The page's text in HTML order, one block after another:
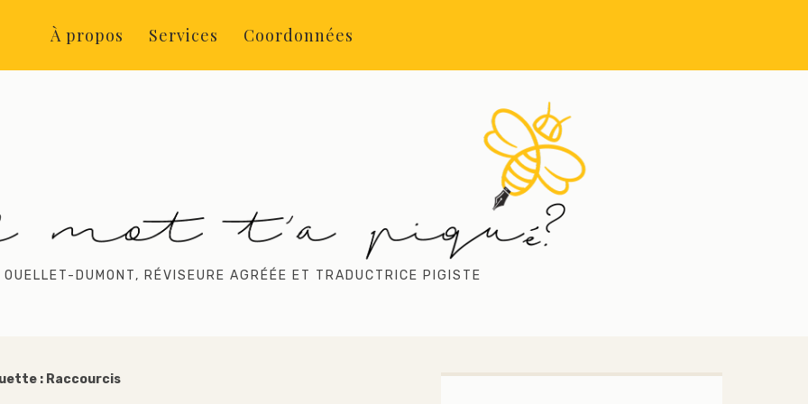
À propos Services Coordonnées
DUMONT, RÉVISEURE AGRÉÉE ET TRADUCTRICE PIGISTE
: Raccourcis